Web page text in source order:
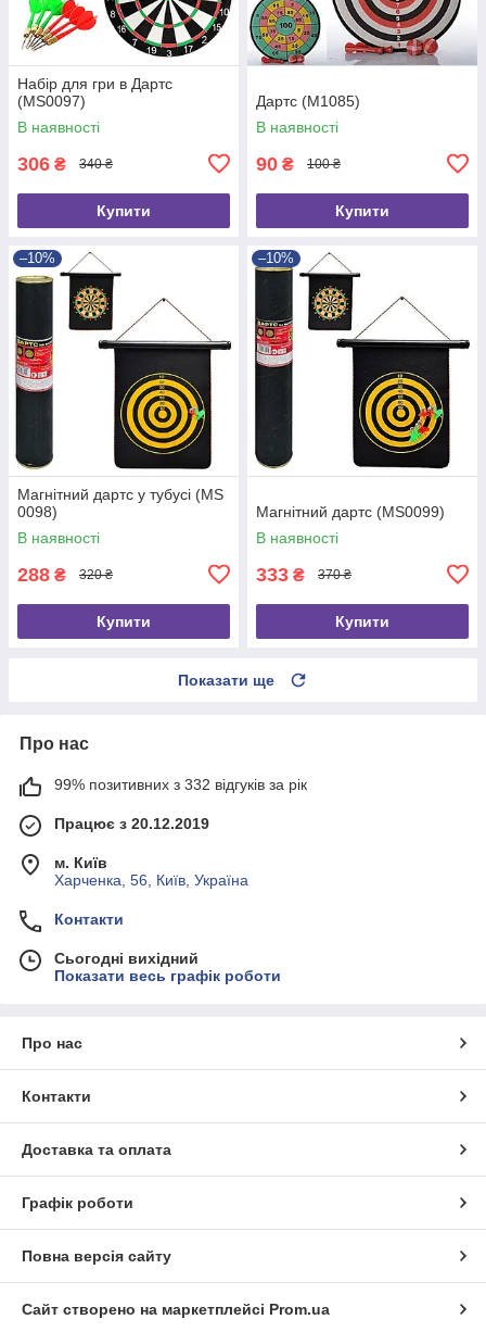
Набір для гри в Дартс
(MS0097)
В наявності
306 ₴ 340 ₴
Купити
Дартс (M1085)
В наявності
90 ₴ 100 ₴
Купити
–10%
Магнітний дартс у тубусі (MS
0098)
В наявності
288 ₴ 320 ₴
Купити
–10%
Магнітний дартс (MS0099)
В наявності
333 ₴ 370 ₴
Купити
Показати ще
Про нас
99% позитивних з 332 відгуків за рік
Працює з 20.12.2019
м. Київ
Харченка, 56, Київ, Україна
Контакти
Сьогодні вихідний
Показати весь графік роботи
Про нас
Контакти
Доставка та оплата
Графік роботи
Повна версія сайту
Сайт створено на маркетплейсі Prom.ua